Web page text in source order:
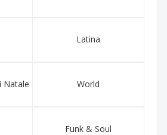
Latina
Natale World
Funk & Soul